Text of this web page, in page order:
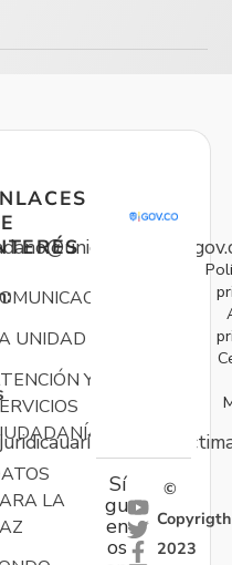
UNIDAD
Y
LA
Sí
gu
en
os
©
Copyrigth
2023